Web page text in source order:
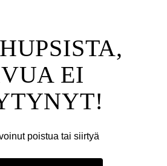
EI
poistua tai siirtyä